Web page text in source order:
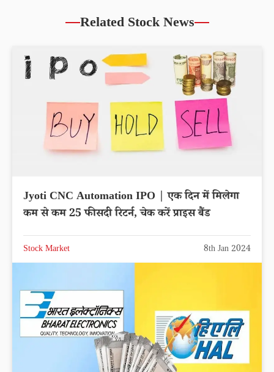
Related Stock News
Jyoti CNC Automation IPO | एक दिन में मिलेगा
कम से कम 25 फीसदी रिटर्न, चेक करें प्राइस बैंड
Stock Market 8th Jan 2024